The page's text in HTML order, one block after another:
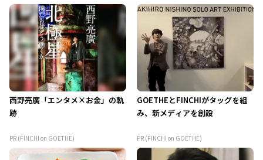
西野亮廣「エンタメ×お金」の軌
跡
PR (FINCHI on GOETHE)
GOETHEとFINCHIがタッグを組
み、新メディアを創設
PR (FINCHI on GOETHE)